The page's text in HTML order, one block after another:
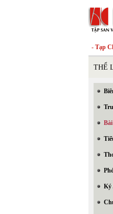
- Tạp
THỂ
Ký